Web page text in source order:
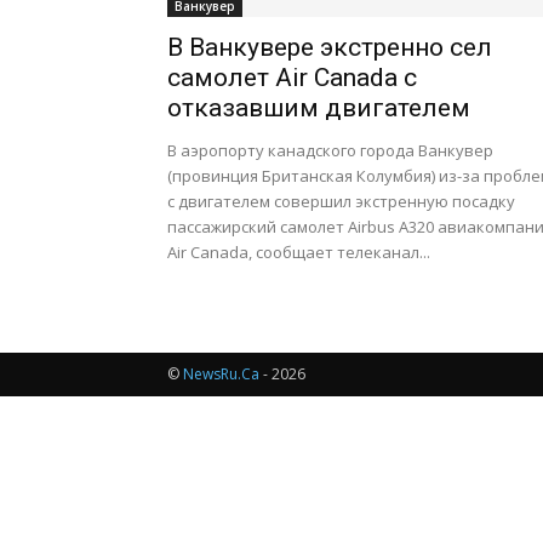
Ванкувер
В Ванкувере экстренно сел
самолет Air Canada с
отказавшим двигателем
В аэропорту канадского города Ванкувер
(провинция Британская Колумбия) из-за
с двигателем совершил экстренную посадку
пассажирский самолет Airbus A320
Air Canada, сообщает телеканал...
© NewsRu.Ca - 2026